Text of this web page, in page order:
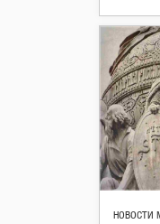
НОВОСТИ